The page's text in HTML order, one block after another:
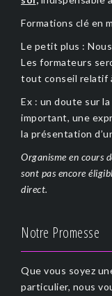
Formations clé en
Le petit plus :
Les formateurs
tout conseil relatif
Ex : un doute sur
important, une
la présentation
Organisme en cours
sont pas encore
direct.
Notre Promesse
Que vous soyez
particulier, nous